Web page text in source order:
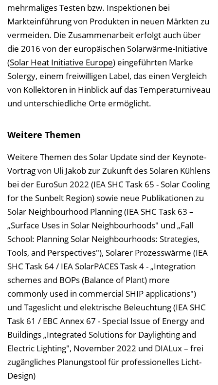
mehrmaliges Testen bzw. Inspektionen bei
Markteinführung von Produkten in neuen Märkten zu
vermeiden. Die Zusammenarbeit erfolgt auch über
die 2016 von der europäischen Solarwärme-Initiative
(Solar Heat Initiative Europe) eingeführten Marke
Solergy, einem freiwilligen Label, das einen Vergleich
von Kollektoren in Hinblick auf das Temperaturniveau
und unterschiedliche Orte ermöglicht.
Weitere Themen
Weitere Themen des Solar Update sind der Keynote-
Vortrag von Uli Jakob zur Zukunft des Solaren Kühlens
bei der EuroSun 2022 (IEA SHC Task 65 - Solar Cooling
for the Sunbelt Region) sowie neue Publikationen zu
Solar Neighbourhood Planning (IEA SHC Task 63 –
„Surface Uses in Solar Neighbourhoods" und „Fall
School: Planning Solar Neighbourhoods: Strategies,
Tools, and Perspectives"), Solarer Prozesswärme (IEA
SHC Task 64 / IEA SolarPACES Task 4 - „Integration
schemes and BOPs (Balance of Plant) more
commonly used in commercial SHIP applications")
und Tageslicht und elektrische Beleuchtung (IEA SHC
Task 61 / EBC Annex 67 - Special Issue of Energy and
Buildings „Integrated Solutions for Daylighting and
Electric Lighting", November 2022 und DIALux – frei
zugängliches Planungstool für professionelles Licht-
Design)